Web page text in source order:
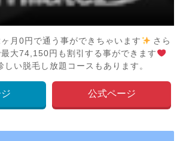
月0円で通う事ができちゃいます
さら
大74,150円も割引する事ができます
しい脱毛し放題コースもあります。
公式ページ